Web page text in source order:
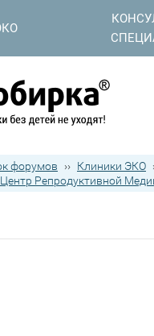
форумов ›› Клиники ЭКО
Репродуктивной